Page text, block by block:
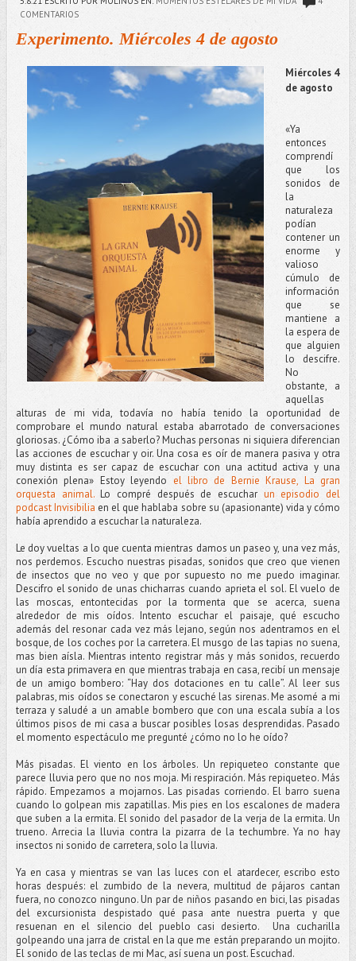
COMENTARIOS
Experimento. Miércoles 4 de agosto
Miércoles 4
de agosto
«Ya
entonces
comprendí
que los
sonidos de
la
naturaleza
podían
contener un
enorme y
valioso
cúmulo de
información
que se
mantiene a
la espera de
que alguien
lo descifre.
No
obstante, a
aquellas
alturas de mi vida, todavía no había tenido la oportunidad de
comprobare el mundo natural estaba abarrotado de conversaciones
gloriosas. ¿Cómo iba a saberlo? Muchas personas ni siquiera diferencian
las acciones de escuchar y oir. Una cosa es oír de manera pasiva y otra
muy distinta es ser capaz de escuchar con una actitud activa y una
conexión plena» Estoy leyendo el libro de Bernie Krause, La gran
orquesta animal.Lo compré después de escuchar un episodio del
podcast Invisibilia en el que hablaba sobre su (apasionante) vida y cómo
había aprendido a escuchar la naturaleza.
Le doy vueltas a lo que cuenta mientras damos un paseo y, una vez más,
nos perdemos. Escucho nuestras pisadas, sonidos que creo que vienen
de insectos que no veo y que por supuesto no me puedo imaginar.
Descifro el sonido de unas chicharras cuando aprieta el sol. El vuelo de
las moscas, entontecidas por la tormenta que se acerca, suena
alrededor de mis oídos. Intento escuchar el paisaje, qué escucho
además del resonar cada vez más lejano, según nos adentramos en el
bosque, de los coches por la carretera. El musgo de las tapias no suena,
mas bien aísla. Mientras intento registrar más y más sonidos, recuerdo
un día esta primavera en que mientras trabaja en casa, recibí un mensaje
de un amigo bombero: “Hay dos dotaciones en tu calle”. Al leer sus
palabras, mis oídos se conectaron y escuché las sirenas. Me asomé a mi
terraza y saludé a un amable bombero que con una escala subía a los
últimos pisos de mi casa a buscar posibles losas desprendidas. Pasado
el momento espectáculo me pregunté ¿cómo no lo he oído?
Más pisadas. El viento en los árboles. Un repiqueteo constante que
parece lluvia pero que no nos moja. Mi respiración. Más repiqueteo. Más
rápido. Empezamos a mojarnos. Las pisadas corriendo. El barro suena
cuando lo golpean mis zapatillas. Mis pies en los escalones de madera
que suben a la ermita. El sonido del pasador de la verja de la ermita. Un
trueno. Arrecia la lluvia contra la pizarra de la techumbre. Ya no hay
insectos ni sonido de carretera, solo la lluvia.
Ya en casa y mientras se van las luces con el atardecer, escribo esto
horas después: el zumbido de la nevera, multitud de pájaros cantan
fuera, no conozco ninguno. Un par de niños pasando en bici, las pisadas
del excursionista despistado qué pasa ante nuestra puerta y que
resuenan en el silencio del pueblo casi desierto.
Una cucharilla
golpeando una jarra de cristal en la que me están preparando un mojito.
El sonido de las teclas de mi Mac, así suena un post.Escuchad.